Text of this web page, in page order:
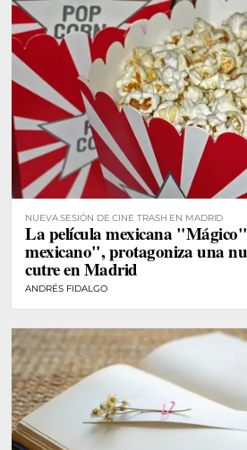
NUEVA SESIÓN DE CINE TRASH EN MADRID
La película mexicana
mexicano", protagoniza una
cutre en Madrid
ANDRÉS FIDALGO